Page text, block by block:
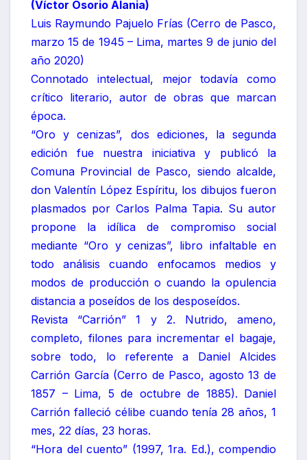
(Víctor Osorio Alania)
Luis Raymundo Pajuelo Frías (Cerro de Pasco,
marzo 15 de 1945 – Lima, martes 9 de junio del
año 2020)
Connotado intelectual, mejor todavía como
crítico literario, autor de obras que marcan
época.
“Oro y cenizas”, dos ediciones, la segunda
edición fue nuestra iniciativa y publicó la
Comuna Provincial de Pasco, siendo alcalde,
don Valentín López Espíritu, los dibujos fueron
plasmados por Carlos Palma Tapia. Su autor
propone la idílica de compromiso social
mediante “Oro y cenizas”, libro infaltable en
todo análisis cuando enfocamos medios y
modos de producción o cuando la opulencia
distancia a poseídos de los desposeídos.
Revista “Carrión” 1 y 2. Nutrido, ameno,
completo, filones para incrementar el bagaje,
sobre todo, lo referente a Daniel Alcides
Carrión García (Cerro de Pasco, agosto 13 de
1857 – Lima, 5 de octubre de 1885). Daniel
Carrión falleció célibe cuando tenía 28 años, 1
mes, 22 días, 23 horas.
“Hora del cuento” (1997, 1ra. Ed.), compendio